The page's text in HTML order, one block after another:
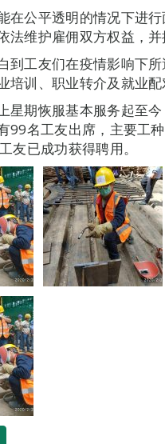
在公平透明的情况下进
法维护雇佣双方权益，并
到工友们在疫情影响下
培训、职业转介及就业配
星期恢服基本服务起至
99名工友出席，主要工
友已成功获得聘用。